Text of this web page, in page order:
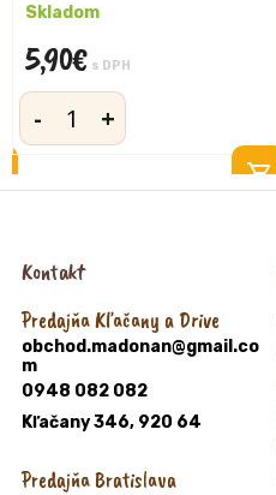
Skladom
5,90€ s DPH
-
množstvo
šmrnc
+
Kontakt
Predajňa Kľačany a Drive
obchod.madonan@gmail.co
m
0948 082 082
Kľačany 346, 920 64
Predajňa Bratislava